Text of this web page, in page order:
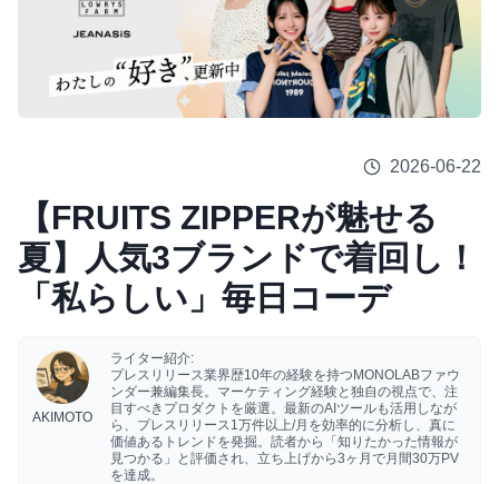
2026-06-22
【FRUITS ZIPPERが魅せる
夏】人気3ブランドで着回し！
「私らしい」毎日コーデ
AKIMOTO
ライター紹介:
プレスリリース業界歴10年の経験を持つMONOLABファウ
ンダー兼編集長。マーケティング経験と独自の視点で、注
目すべきプロダクトを厳選。最新のAIツールも活用しなが
ら、プレスリリース1万件以上/月を効率的に分析し、真に
価値あるトレンドを発掘。読者から「知りたかった情報が
見つかる」と評価され、立ち上げから3ヶ月で月間30万PV
を達成。